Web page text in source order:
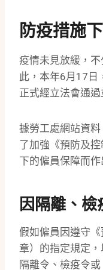
防疫措施
疫情未見放緩，
此，本年6月17日
正式經立法會通過
據勞工處網站資
了加強《預防及
下的僱員保障而
因隔離、檢
假如僱員因遵守
章）的指定規定
隔離令、檢疫令